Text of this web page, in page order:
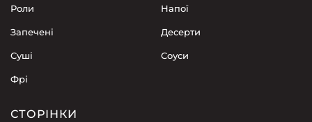
Роли
Запечені
Суші
Фрі
Напої
Десерти
Соуси
СТОРІНКИ